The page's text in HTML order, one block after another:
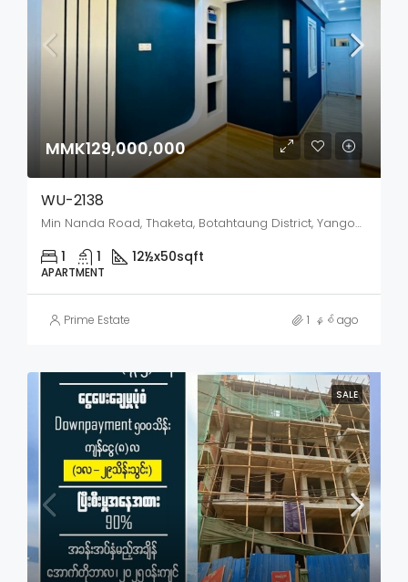
MMK129,000,000
WU-2138
Min Nanda Road, Thaketa, Botahtaung District, Yangon City, Yangon, 00923, Myanmar
1 1 12½x50sqft
APARTMENT
Prime Estate 1 နှစ် ago
SALE